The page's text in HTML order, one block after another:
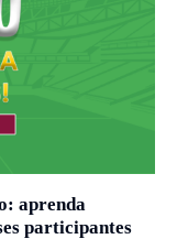
aprenda
participantes